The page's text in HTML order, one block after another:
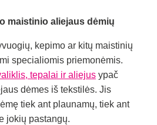
maistinio aliejaus dėmių
kepimo ar kitų maistinių
specialiomis priemonėmis.
tepalai ir aliejus ypač
dėmes iš tekstilės. Jis
tiek ant plaunamų, tiek ant
jokių pastangų.